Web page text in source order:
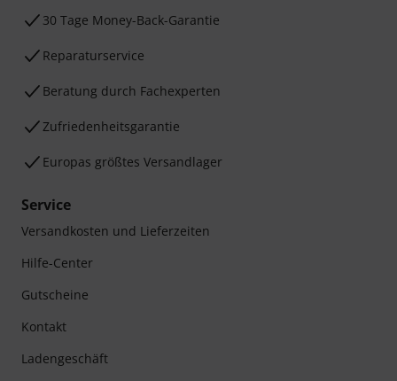
30 Tage Money-Back-Garantie
Reparaturservice
Beratung durch Fachexperten
Zufriedenheitsgarantie
Europas größtes Versandlager
Service
Versandkosten und Lieferzeiten
Hilfe-Center
Gutscheine
Kontakt
Ladengeschäft